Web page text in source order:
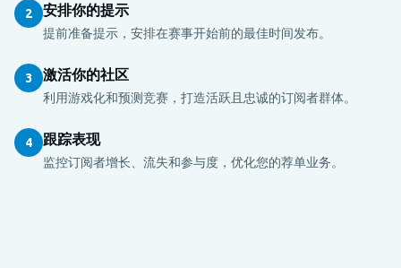
2 安排你的提示
提前准备提示，安排在赛事开始前的最佳时间发布。
3 激活你的社区
利用游戏化和预测竞赛，打造活跃且忠诚的订阅者群体。
4 跟踪表现
监控订阅者增长、流失和参与度，优化您的荐单业务。